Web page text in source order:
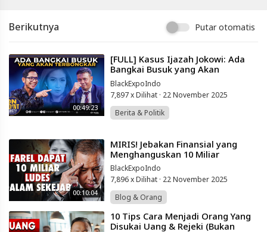
Berikutnya Putar otomatis
00:49:23
⁣[FULL] Kasus Ijazah Jokowi: Ada
Bangkai Busuk yang Akan
Terbongkar di Pengadilan! | On
Point #50
BlackExpoIndo
7,897 x Dilihat · 22 November 2025
Berita & Politik
00:10:04
⁣MIRIS! Jebakan Finansial yang
Menghanguskan 10 Miliar
BlackExpoIndo
7,896 x Dilihat · 22 November 2025
Blog & Orang
⁣10 Tips Cara Menjadi Orang Yang
Disukai Uang & Rejeki (Bukan